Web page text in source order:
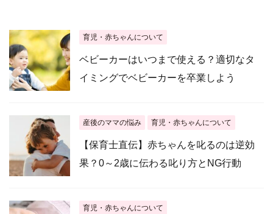
育児・赤ちゃんについて
ベビーカーはいつまで使える？適切なタ
イミングでベビーカーを卒業しよう
産後のママの悩み 育児・赤ちゃんについて
【保育士直伝】赤ちゃんを叱るのは逆効
果？0～2歳に伝わる叱り方とNG行動
育児・赤ちゃんについて